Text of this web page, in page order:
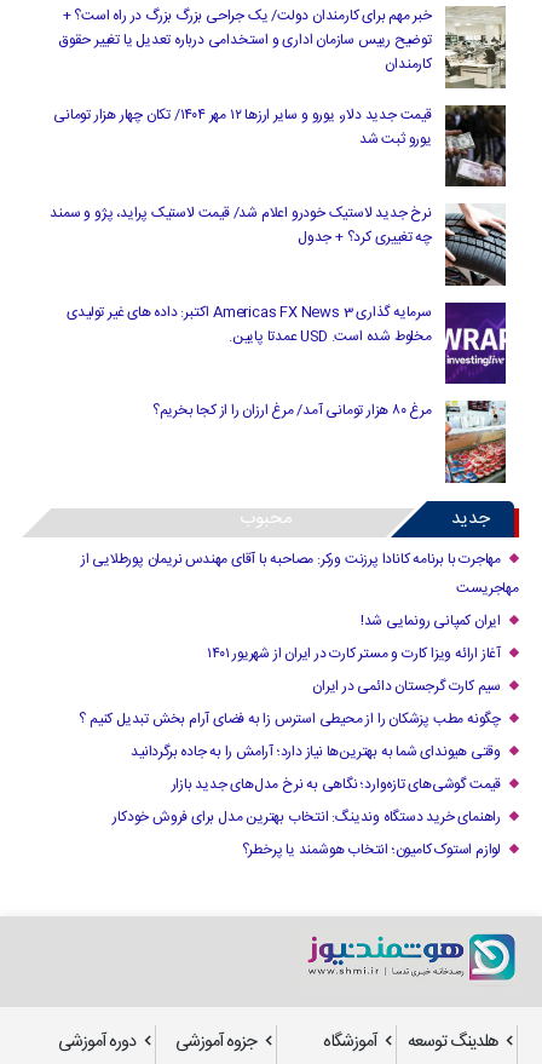
خبر مهم برای کارمندان دولت/ یک جراحی بزرگ بزرگ در راه است؟ +
توضیح رییس سازمان اداری و استخدامی درباره تعدیل یا تغییر حقوق
کارمندان
قیمت جدید دلار، یورو و سایر ارزها ۱۲ مهر ۱۴۰۴/ تکان چهار هزار تومانی
یورو ثبت شد
نرخ جدید لاستیک خودرو اعلام شد/ قیمت لاستیک پراید، پژو و سمند
چه تغییری کرد؟ + جدول
سرمایه گذاری Americas FX News 3 اکتبر: داده های غیر تولیدی
مخلوط شده است. USD عمدتا پایین.
مرغ ۸۰ هزار تومانی آمد/ مرغ ارزان را از کجا بخریم؟
جدید محبوب
مهاجرت با برنامه کانادا پرزنت ورکر: مصاحبه با آقای مهندس نریمان پورطلایی از
مهاجریست
ایران کمپانی رونمایی شد!
آغاز ارائه ویزا کارت و مستر کارت در ایران از شهریور ۱۴۰۱
سیم کارت گرجستان دائمی در ایران
چگونه مطب پزشکان را از محیطی استرس زا به فضای آرام بخش تبدیل کنیم ؟
وقتی هیوندای شما به بهترین‌ها نیاز دارد؛ آرامش را به جاده برگردانید
قیمت گوشی‌های تازه‌وارد؛ نگاهی به نرخ مدل‌های جدید بازار
راهنمای خرید دستگاه وندینگ: انتخاب بهترین مدل برای فروش خودکار
لوازم استوک کامیون؛ انتخاب هوشمند یا پرخطر؟
هلدینگ توسعه
آموزشگاه
جزوه آموزشی
دوره آموزشی